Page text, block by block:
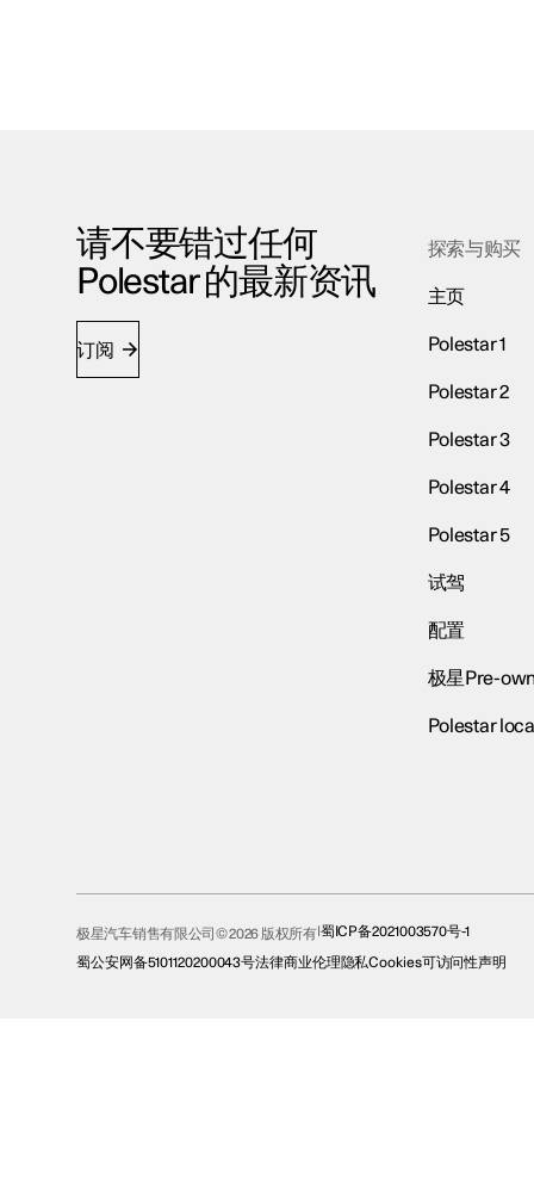
请不要错过任何
Polestar 的最新资讯
订阅
探索与购买
主页
Polestar 1
Polestar 2
Polestar 3
Polestar 4
Polestar 5
试驾
配置
极星Pre-
Polestar
极星汽车销售有限公司© 2026 版权所有 蜀ICP备2021003570号-1
蜀公安网备5101120200043号法律商业伦理隐私Cookies可访问性声明